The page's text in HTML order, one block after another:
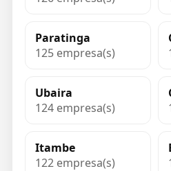
Paratinga
125 empresa(s)
Ubaira
124 empresa(s)
Itambe
122 empresa(s)